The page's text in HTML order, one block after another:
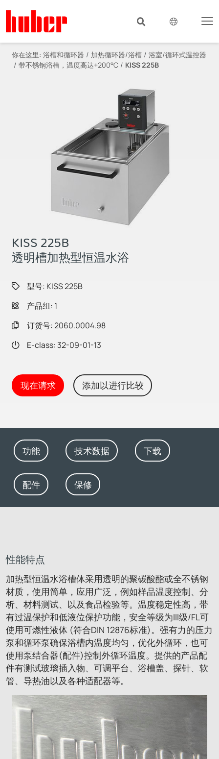
你在这里: 浴槽和循环器 加热循环器/浴槽
浴室/循环式温控器
带不锈钢浴槽，温度高达+200°C
KISS 225B
KISS 225B
透明槽加热型恒温水浴
型号: KISS 225B
产品组: 1
订货号: 2060.0004.98
E-class: 32-09-01-13
现在请求 添加以进行比较
功能 技术数据 下载
配件 保修
性能特点
加热型恒温水浴槽体采用透明的聚碳酸酯或全不锈钢
材质，使用简单，应用广泛，例如样品温度控制、分
析、材料测试、以及食品检验等。温度稳定性高，带
有过温保护和低液位保护功能，安全等级为III级/FL可
使用可燃性液体 (符合DIN 12876标准)。强有力的压力
泵和循环泵确保浴槽内温度均匀，优化外循环，也可
使用泵结合器(配件)控制外循环温度。提供的产品配
件有测试玻璃插入物、可调平台、浴槽盖、探针、软
管、导热油以及各种适配器等。